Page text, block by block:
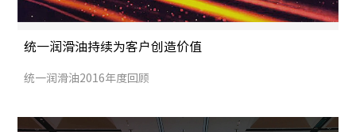
统一润滑油持续为客户创造价值
统一润滑油2016年度回顾